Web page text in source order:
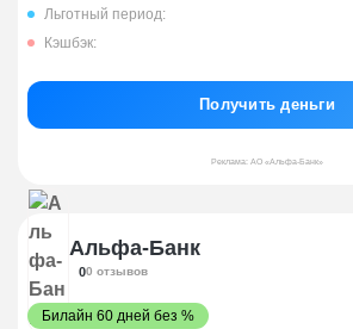
Льготный период:
Кэшбэк:
Получить деньги
Реклама: АО «Альфа-Банк»
Альфа-Банк
00 отзывов
Билайн 60 дней без %